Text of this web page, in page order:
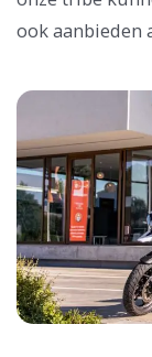
ook aanbieden